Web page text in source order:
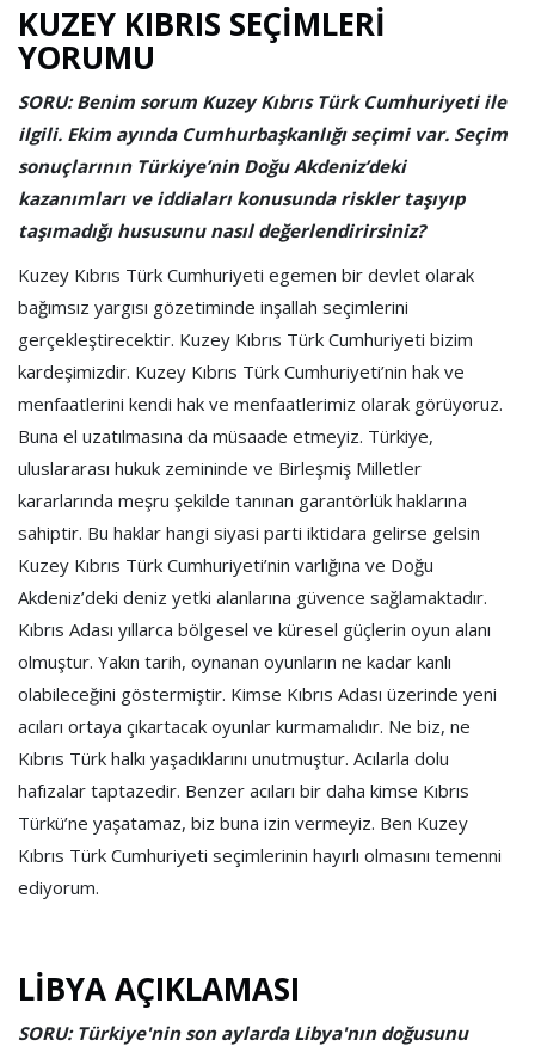
KUZEY KIBRIS SEÇİMLERİ
YORUMU
SORU: Benim sorum Kuzey Kıbrıs Türk Cumhuriyeti ile
ilgili. Ekim ayında Cumhurbaşkanlığı seçimi var. Seçim
sonuçlarının Türkiye’nin Doğu Akdeniz’deki
kazanımları ve iddiaları konusunda riskler taşıyıp
taşımadığı hususunu nasıl değerlendirirsiniz?
Kuzey Kıbrıs Türk Cumhuriyeti egemen bir devlet olarak
bağımsız yargısı gözetiminde inşallah seçimlerini
gerçekleştirecektir. Kuzey Kıbrıs Türk Cumhuriyeti bizim
kardeşimizdir. Kuzey Kıbrıs Türk Cumhuriyeti’nin hak ve
menfaatlerini kendi hak ve menfaatlerimiz olarak görüyoruz.
Buna el uzatılmasına da müsaade etmeyiz. Türkiye,
uluslararası hukuk zemininde ve Birleşmiş Milletler
kararlarında meşru şekilde tanınan garantörlük haklarına
sahiptir. Bu haklar hangi siyasi parti iktidara gelirse gelsin
Kuzey Kıbrıs Türk Cumhuriyeti’nin varlığına ve Doğu
Akdeniz’deki deniz yetki alanlarına güvence sağlamaktadır.
Kıbrıs Adası yıllarca bölgesel ve küresel güçlerin oyun alanı
olmuştur. Yakın tarih, oynanan oyunların ne kadar kanlı
olabileceğini göstermiştir. Kimse Kıbrıs Adası üzerinde yeni
acıları ortaya çıkartacak oyunlar kurmamalıdır. Ne biz, ne
Kıbrıs Türk halkı yaşadıklarını unutmuştur. Acılarla dolu
hafızalar taptazedir. Benzer acıları bir daha kimse Kıbrıs
Türkü’ne yaşatamaz, biz buna izin vermeyiz. Ben Kuzey
Kıbrıs Türk Cumhuriyeti seçimlerinin hayırlı olmasını temenni
ediyorum.
LİBYA AÇIKLAMASI
SORU: Türkiye'nin son aylarda Libya'nın doğusunu